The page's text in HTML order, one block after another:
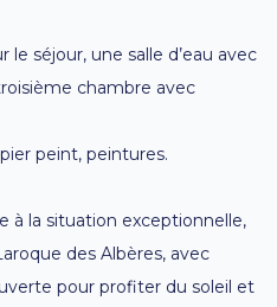
le séjour, une salle d’eau avec
chambre avec
peint, peintures.
à la situation exceptionnelle,
des Albères, avec
pour profiter du soleil et